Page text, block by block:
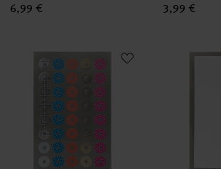
6,99 € 3,99 €
Paper Poetry Office Sticker Lochverstärker
Paper